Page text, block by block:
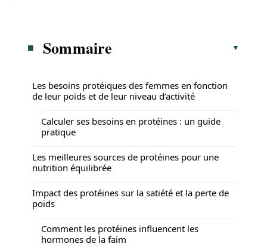
Sommaire
Les besoins protéiques des femmes en fonction
de leur poids et de leur niveau d’activité
Calculer ses besoins en protéines : un guide
pratique
Les meilleures sources de protéines pour une
nutrition équilibrée
Impact des protéines sur la satiété et la perte de
poids
Comment les protéines influencent les
hormones de la faim